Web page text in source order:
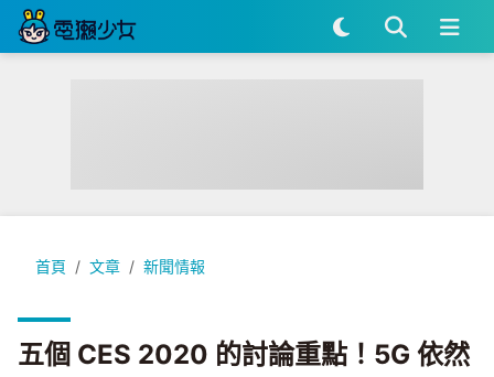
首頁 文章 新聞情報
五個 CES 2020 的討論重點！5G 依然是矚目焦點
五個 CES 2020 的討論重點！5G 依然